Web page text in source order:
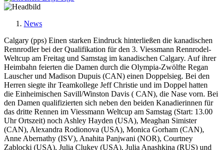
News
Calgary (pps) Einen starken Eindruck hinterließen die kanadischen
Rennrodler bei der Qualifikation für den 3. Viessmann Rennrodel-
Weltcup am Freitag und Samstag im kanadischen Calgary. Auf ihrer
Heimbahn feierten die Damen durch die Olympia-Zwölfte Regan
Lauscher und Madison Dupuis (CAN) einen Doppelsieg. Bei den
Herren siegte ihr Teamkollege Jeff Christie und im Doppel hatten
die Einheimischen Savill/Winston Davis ( CAN), die Nase vorn. Bei
den Damen qualifizierten sich neben den beiden Kanadierinnen für
das dritte Rennen im Viessmann Weltcup am Samstag (Start: 13.00
Uhr Ortszeit) noch Ashley Hayden (USA), Meaghan Simister
(CAN), Alexandra Rodionova (USA), Monica Gorham (CAN),
Anne Abernathy (ISV), Anahita Panjwani (NOR), Courtney
Zablocki (USA), Julia Clukey (USA), Julia Anashkina (RUS) und